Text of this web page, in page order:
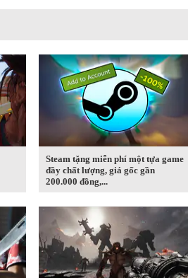
Steam tặng miễn phí một tựa game
đầy chất lượng, giá gốc gần
200.000 đồng,...